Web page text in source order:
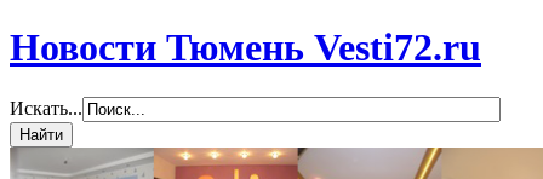
Новости Тюмень Vesti72.ru
Искать...